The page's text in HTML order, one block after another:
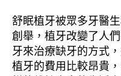
舒眠植牙被眾多牙醫
創舉，植牙改變了人
牙來治療缺牙的方式
植牙的費用比較昂貴